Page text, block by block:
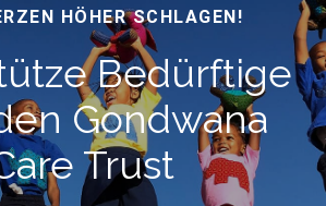
HÖHER SCHLAGEN!
Bedürftige
Gondwana
Trust